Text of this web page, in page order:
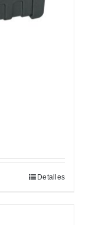
Detalles